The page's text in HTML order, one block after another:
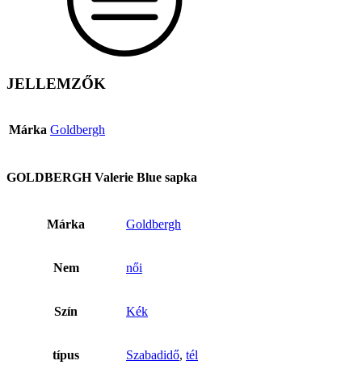
JELLEMZŐK
Márka Goldbergh
GOLDBERGH Valerie Blue sapka
Márka Goldbergh
Nem női
Szín Kék
típus Szabadidő, tél